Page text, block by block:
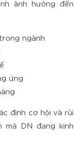
ảnh hưởng đến
ngành
ứng
định cơ hội và rủi
DN đang kinh